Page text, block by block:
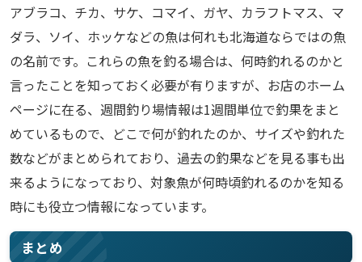
アブラコ、チカ、サケ、コマイ、ガヤ、カラフトマス、マ
ダラ、ソイ、ホッケなどの魚は何れも北海道ならではの魚
の名前です。これらの魚を釣る場合は、何時釣れるのかと
言ったことを知っておく必要が有りますが、お店のホーム
ページに在る、週間釣り場情報は1週間単位で釣果をまと
めているもので、どこで何が釣れたのか、サイズや釣れた
数などがまとめられており、過去の釣果などを見る事も出
来るようになっており、対象魚が何時頃釣れるのかを知る
時にも役立つ情報になっています。
まとめ